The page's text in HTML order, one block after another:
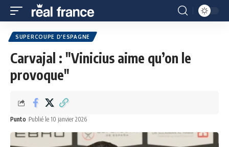
SUPERCOUPE D'ESPAGNE
Carvajal : "Vinicius aime qu’on le
provoque"
Punto Publié le 10 janvier 2026